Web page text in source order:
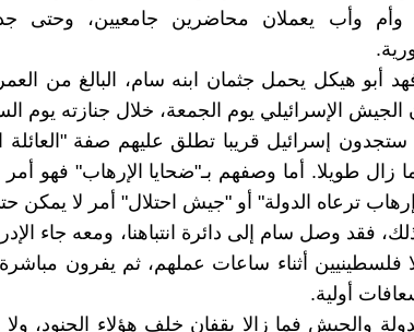
وأم وأب يعملان محاضرين جامعيين، وحتى
أبو هيكل يحمل جثمان ابنه سام، البالغ من
الجيش الإسرائيلي يوم الجمعة، خلال جنازته يوم
ستجدون إسرائيل قريبا تطلق عليهم صفة "العائلة
زال طويلا. أما وصفهم بـ"ضحايا الإرهاب" فهو
ترعاه الدولة" أو "جيش احتلال" أمر لا يمكن
فقد وصل سام إلى دائرة انتباهنا، ومعه جاء
فلسطينيين أثناء ساعات عملهم، ثم يفرون
أولية.
والجيش فما زالا يقفان خلف هؤلاء الجنود،